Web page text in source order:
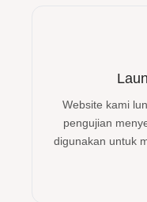
Website kami
pengujian
digunakan untuk